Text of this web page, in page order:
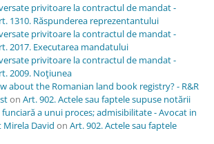
privitoare la contractul de mandat -
1310. Răspunderea reprezentantului
privitoare la contractul de mandat -
2017. Executarea mandatului
privitoare la contractul de mandat -
2009. Noţiunea
about the Romanian land book registry? - R&R
on Art. 902. Actele sau faptele supuse notării
a unui proces; admisibilitate - Avocat in
Mirela David on Art. 902. Actele sau faptele